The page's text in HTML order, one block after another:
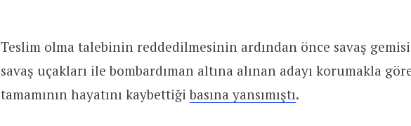
Teslim olma talebinin reddedilmesinin ardından önce savaş
savaş uçakları ile bombardıman altına alınan adayı korumakla
tamamının hayatını kaybettiğibasına yansımıştı.